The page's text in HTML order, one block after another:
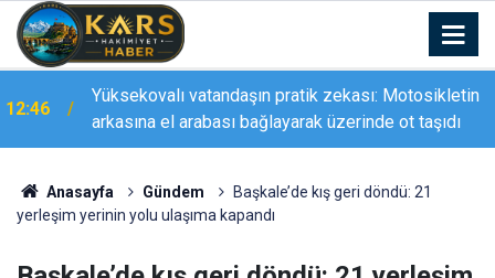
12:46
Yüksekovalı vatandaşın pratik zekası: Motosikletin
arkasına el arabası bağlayarak üzerinde ot taşıdı
12:44
Bitlis’in kurtuluşunun 110. yıl dönümü törenlerle
kutlandı
Anasayfa Gündem
Başkale’de kış geri döndü: 21
yerleşim yerinin yolu ulaşıma kapandı